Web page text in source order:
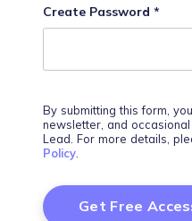
Create Password *
By submitting this form,
newsletter, and
Lead. For more details,
Policy.